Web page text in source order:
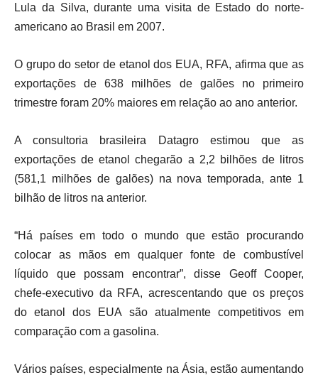
Lula da ⁠Silva, durante uma visita de Estado do norte-
americano ao Brasil em 2007.
O grupo do setor de etanol dos EUA, RFA, afirma que as
exportações de 638 milhões de galões no primeiro
trimestre foram 20% maiores em relação ao ano ‌anterior.
A ⁠consultoria brasileira Datagro ‌estimou que as
exportações de etanol chegarão a 2,2 bilhões de litros
(581,1 milhões de galões) na nova temporada, ante 1
bilhão de litros na anterior.
“Há países em todo o mundo que estão procurando
colocar as mãos em qualquer ⁠fonte de combustível
líquido que possam encontrar”, disse Geoff ⁠Cooper,
chefe-executivo da RFA, acrescentando que os preços
do etanol dos EUA são atualmente competitivos em
comparação com a gasolina.
Vários países, especialmente ‌na Ásia, estão aumentando